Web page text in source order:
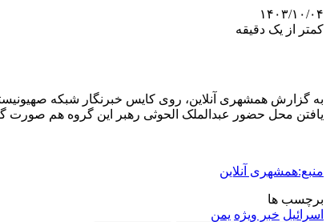
۱۴۰۳/۱۰/۰۴
کمتر از یک دقیقه
به گزارش همشهری آنلاین، روی کایس خبرنگار شبکه
یافتن محل حضور عبدالملک الحوثی رهبر این گروه هم صورت
منبع:همشهری آنلاین
برچسب ها
اسرائیل خبر ویژه یمن